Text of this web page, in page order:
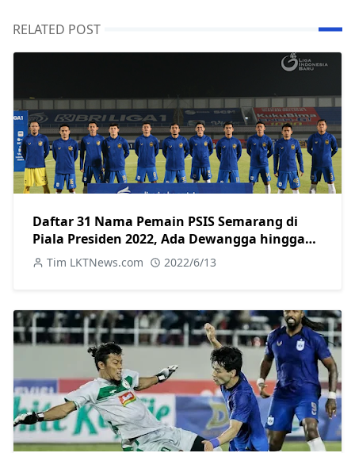
RELATED POST
Daftar 31 Nama Pemain PSIS Semarang di
Piala Presiden 2022, Ada Dewangga hingga
Taisei Marukawa
Tim LKTNews.com 2022/6/13